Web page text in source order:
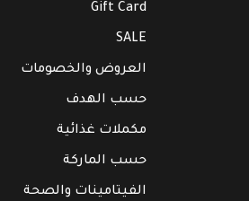
Gift Card
SALE
العروض والخصومات
حسب الهدف
مكملات غذائية
حسب الماركة
الفيتامينات والصحة